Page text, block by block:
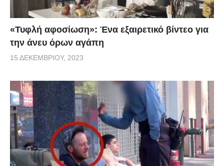
«Τυφλή αφοσίωση»: Ένα εξαιρετικό βίντεο για
την άνευ όρων αγάπη
15 ΔΕΚΕΜΒΡΊΟΥ, 2023